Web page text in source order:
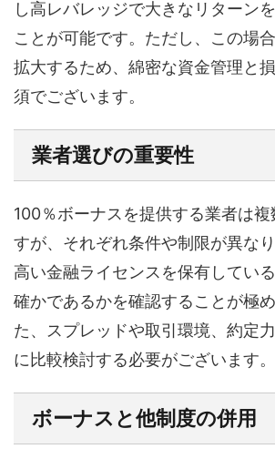
し高レバレッジで大きなリターン
ことが可能です。ただし、この場
拡大するため、綿密な資金管理と
須でございます。
業者選びの重要性
100％ボーナスを提供する業者は複
すが、それぞれ条件や制限が異な
高い金融ライセンスを保有してい
確かであるかを確認することが極
た、スプレッドや取引環境、約定
に比較検討する必要がございます。
ボーナスと他制度の併用